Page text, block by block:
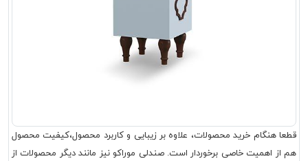
قطعا هنگام خرید محصولات، علاوه بر زیبایی و کاربرد محصول،کیفیت محصول
هم از اهمیت خاصی برخوردار است. صندلی موراکو نیز مانند دیگر محصولات از